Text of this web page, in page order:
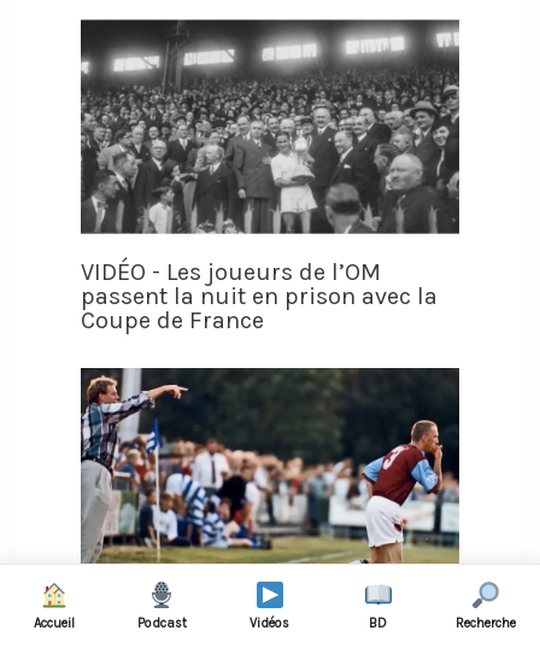
VIDÉO - Les joueurs de l’OM
passent la nuit en prison avec la
Coupe de France
Accueil Podcast Vidéos BD Recherche